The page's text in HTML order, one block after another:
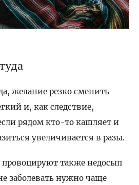
желание резко сменить
и, как следствие,
рядом кто-то кашляет и
увеличивается в разы.
также недосып
заболевать нужно чаще